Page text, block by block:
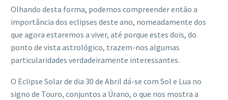
Olhando desta forma, podemos compreender então a
importância dos eclipses deste ano, nomeadamente dos
que agora estaremos a viver, até porque estes dois, do
ponto de vista astrológico, trazem-nos algumas
particularidades verdadeiramente interessantes.
O Eclipse Solar de dia 30 de Abril dá-se com Sol e Lua no
signo de Touro, conjuntos a Úrano, o que nos mostra a